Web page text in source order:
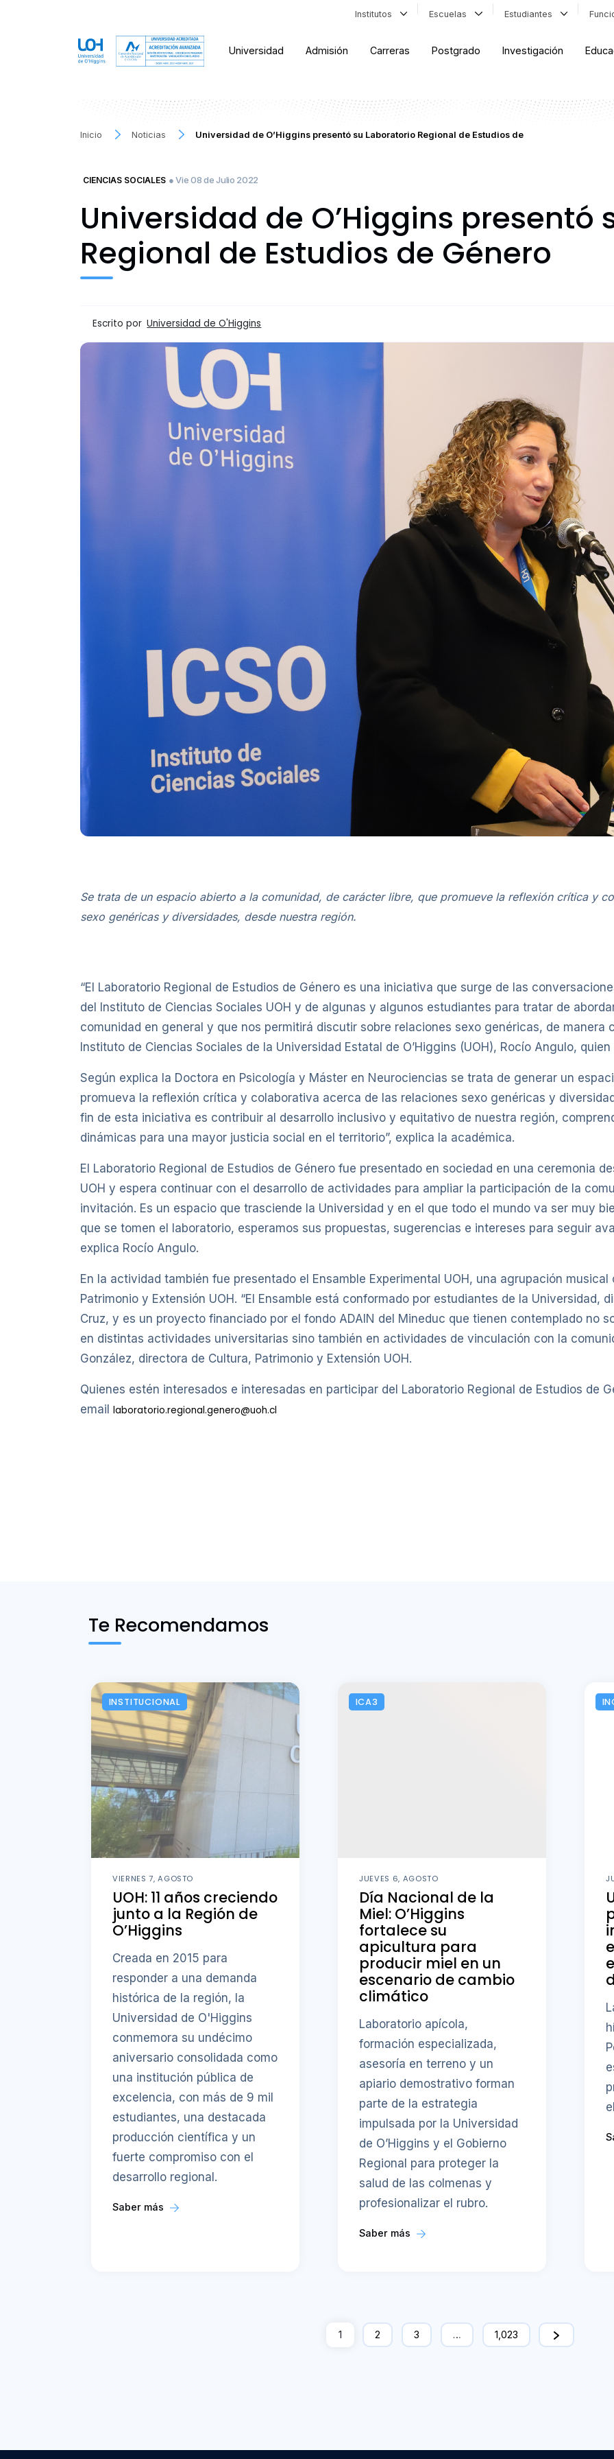
Institutos Escuelas Estudiantes
Universidad Admisión Carreras Postgrado Investigación
Inicio Noticias Universidad de O’Higgins presentó su Laboratorio Regional de Estudios de
CIENCIAS SOCIALES ● Vie 08 de Julio 2022
Universidad de O’Higgins presentó
Regional de Estudios de Género
Escrito por Universidad de O'Higgins
Se trata de un espacio abierto a la comunidad, de carácter libre, que promueve la reflexión crítica y
sexo genéricas y diversidades, desde nuestra región.
“El Laboratorio Regional de Estudios de Género es una iniciativa que surge de las
del Instituto de Ciencias Sociales UOH y de algunas y algunos estudiantes para tratar de
comunidad en general y que nos permitirá discutir sobre relaciones sexo genéricas, de manera
Instituto de Ciencias Sociales de la Universidad Estatal de O’Higgins (UOH), Rocío Angulo,
Según explica la Doctora en Psicología y Máster en Neurociencias se trata de generar un
promueva la reflexión crítica y colaborativa acerca de las relaciones sexo genéricas y
fin de esta iniciativa es contribuir al desarrollo inclusivo y equitativo de nuestra región,
dinámicas para una mayor justicia social en el territorio”, explica la académica.
El Laboratorio Regional de Estudios de Género fue presentado en sociedad en una ceremonia
UOH y espera continuar con el desarrollo de actividades para ampliar la participación de la
invitación. Es un espacio que trasciende la Universidad y en el que todo el mundo va ser muy
que se tomen el laboratorio, esperamos sus propuestas, sugerencias e intereses para seguir
explica Rocío Angulo.
En la actividad también fue presentado el Ensamble Experimental UOH, una agrupación
Patrimonio y Extensión UOH. “El Ensamble está conformado por estudiantes de la Universidad,
Cruz, y es un proyecto financiado por el fondo ADAIN del Mineduc que tienen contemplado no
en distintas actividades universitarias sino también en actividades de vinculación con la
González, directora de Cultura, Patrimonio y Extensión UOH.
Quienes estén interesados e interesadas en participar del Laboratorio Regional de Estudios de
email laboratorio.regional.genero@uoh.cl
Te Recomendamos
INSTITUCIONAL
VIERNES 7, AGOSTO
UOH: 11 años creciendo
junto a la Región de
O’Higgins
Creada en 2015 para
responder a una demanda
histórica de la región, la
Universidad de O'Higgins
conmemora su undécimo
aniversario consolidada como
una institución pública de
excelencia, con más de 9 mil
estudiantes, una destacada
producción científica y un
fuerte compromiso con el
desarrollo regional.
Saber más
ICA3
JUEVES 6, AGOSTO
Día Nacional de la
Miel: O’Higgins
fortalece su
apicultura para
producir miel en un
escenario de cambio
climático
Laboratorio apícola,
formación especializada,
asesoría en terreno y un
apiario demostrativo forman
parte de la estrategia
impulsada por la Universidad
de O’Higgins y el Gobierno
Regional para proteger la
salud de las colmenas y
profesionalizar el rubro.
Saber más
1 2 3 … 1,023